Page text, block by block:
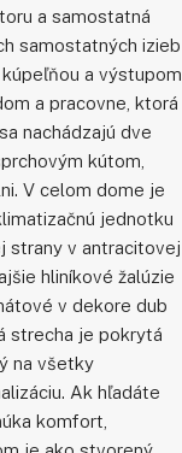
a samostatná
samostatných izieb
a výstupom
a pracovne, ktorá
nachádzajú dve
kútom,
V celom dome je
jednotku
strany v antracitovej
hliníkové žalúzie
v dekore dub
strecha je pokrytá
na všetky
Ak hľadáte
komfort,